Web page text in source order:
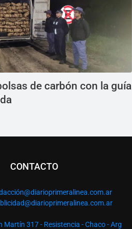
de carbón con la guía
CONTACTO
n@diarioprimeralinea.com.ar
Martín 317 - Resistencia - Chaco - Arg